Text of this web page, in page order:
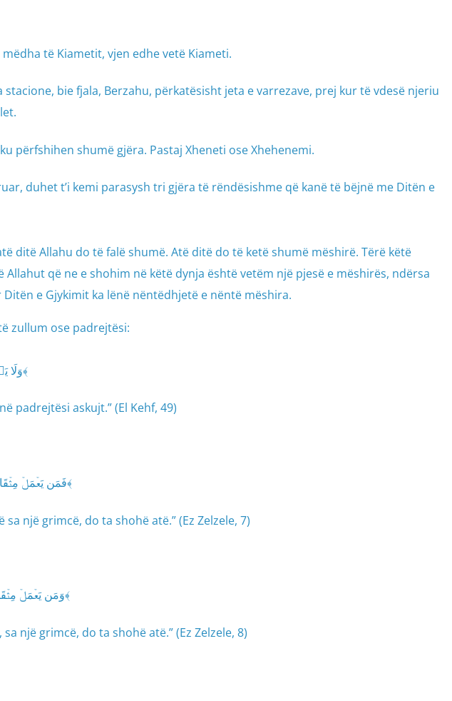
mëdha të Kiametit, vjen edhe vetë Kiameti.
stacione, bie fjala, Berzahu, përkatësisht jeta e varrezave, prej kur të vdesë njeriu
përfshihen shumë gjëra. Pastaj Xheneti ose Xhehenemi.
duhet t’i kemi parasysh tri gjëra të rëndësishme që kanë të bëjnë me Ditën e
ditë Allahu do të falë shumë. Atë ditë do të ketë shumë mëshirë. Tërë këtë
Allahut që ne e shohim në këtë dynja është vetëm një pjesë e mëshirës, ndërsa
Ditën e Gjykimit ka lënë nëntëdhjetë e nëntë mëshira.
zullum ose padrejtësi:
﴿ وَلَا يَظۡلِمُ رَبُّكَ أَحَدٗا٤٩﴾
padrejtësi askujt.” (El Kehf, 49)
﴿فَمَن يَعۡمَلۡ مِثۡقَالَ ذَرَّةٍ خَيۡرٗا يَرَهُۥ٧﴾
sa një grimcë, do ta shohë atë.” (Ez Zelzele, 7)
﴿وَمَن يَعۡمَلۡ مِثۡقَالَ ذَرَّةٖ شَرّٗا يَرَهُۥ٨﴾
sa një grimcë, do ta shohë atë.” (Ez Zelzele, 8)